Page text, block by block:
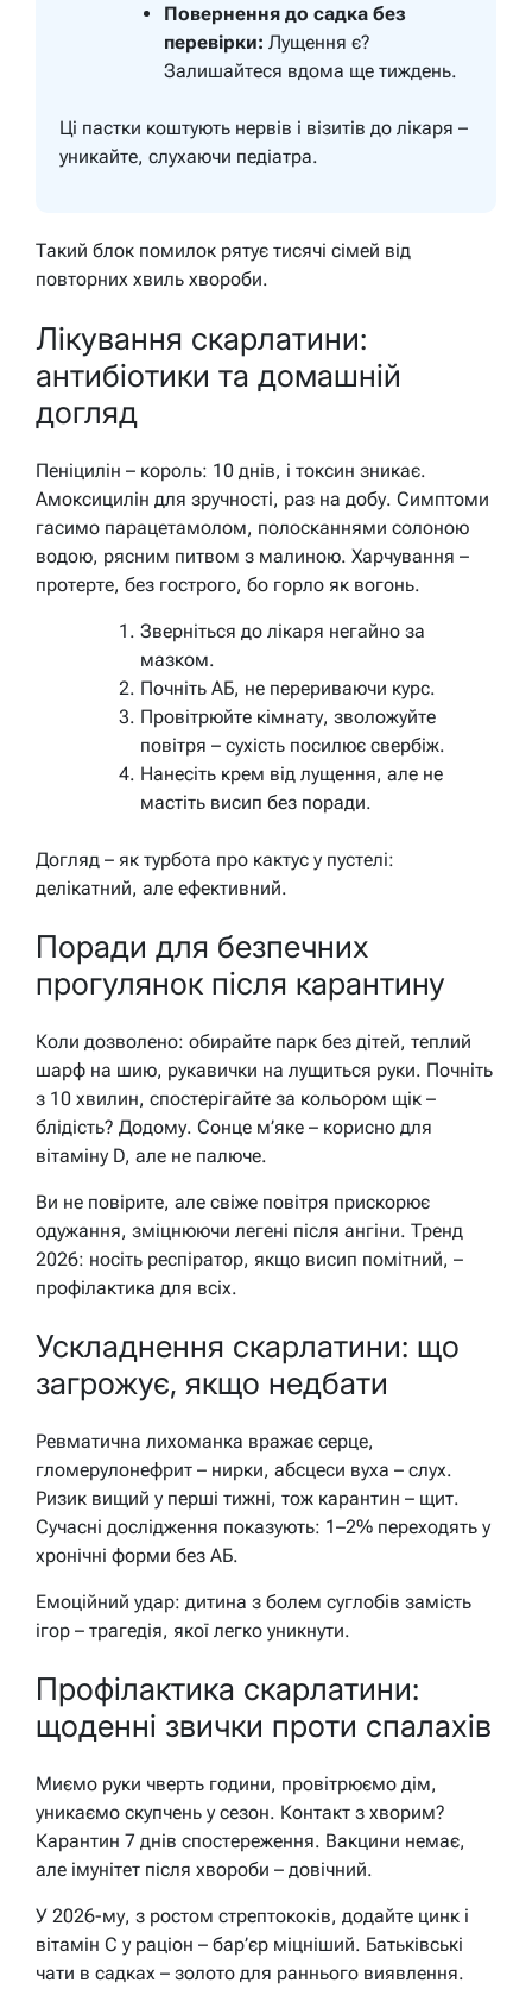
Повернення до садка без
перевірки: Лущення є?
Залишайтеся вдома ще тиждень.
Ці пастки коштують нервів і візитів до лікаря –
уникайте, слухаючи педіатра.
Такий блок помилок рятує тисячі сімей від
повторних хвиль хвороби.
Лікування скарлатини:
антибіотики та домашній
догляд
Пеніцилін – король: 10 днів, і токсин зникає.
Амоксицилін для зручності, раз на добу. Симптоми
гасимо парацетамолом, полосканнями солоною
водою, рясним питвом з малиною. Харчування –
протерте, без гострого, бо горло як вогонь.
Зверніться до лікаря негайно за
мазком.
Почніть АБ, не перериваючи курс.
Провітрюйте кімнату, зволожуйте
повітря – сухість посилює свербіж.
Нанесіть крем від лущення, але не
мастіть висип без поради.
Догляд – як турбота про кактус у пустелі:
делікатний, але ефективний.
Поради для безпечних
прогулянок після карантину
Коли дозволено: обирайте парк без дітей, теплий
шарф на шию, рукавички на лущиться руки. Почніть
з 10 хвилин, спостерігайте за кольором щік –
блідість? Додому. Сонце м’яке – корисно для
вітаміну D, але не палюче.
Ви не повірите, але свіже повітря прискорює
одужання, зміцнюючи легені після ангіни. Тренд
2026: носіть респіратор, якщо висип помітний, –
профілактика для всіх.
Ускладнення скарлатини: що
загрожує, якщо недбати
Ревматична лихоманка вражає серце,
гломерулонефрит – нирки, абсцеси вуха – слух.
Ризик вищий у перші тижні, тож карантин – щит.
Сучасні дослідження показують: 1–2% переходять у
хронічні форми без АБ.
Емоційний удар: дитина з болем суглобів замість
ігор – трагедія, якої легко уникнути.
Профілактика скарлатини:
щоденні звички проти спалахів
Миємо руки чверть години, провітрюємо дім,
уникаємо скупчень у сезон. Контакт з хворим?
Карантин 7 днів спостереження. Вакцини немає,
але імунітет після хвороби – довічний.
У 2026-му, з ростом стрептококів, додайте цинк і
вітамін C у раціон – бар’єр міцніший. Батьківські
чати в садках – золото для раннього виявлення.